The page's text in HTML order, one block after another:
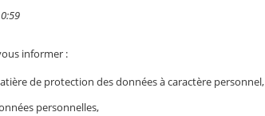
informer :
de protection des données à caractère personnel,
personnelles,